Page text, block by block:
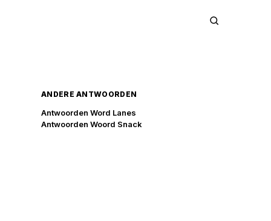
ANDERE ANTWOORDEN
Antwoorden Word Lanes
Antwoorden Woord Snack